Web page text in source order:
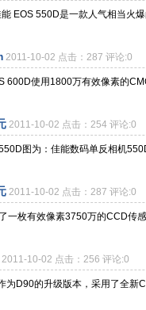
EOS 550D是一款人气相当火
2011-10-02 点击：287 评论:0
600D使用1800万有效像素的
2011-10-02 点击：254 评论:0
图为：佳能数码单反相机
2011-10-02 点击：287 评论:0
一枚有效像素3750万的CCD传
2011-10-02 点击：256 评论:0
为D90的升级版本，采用了全新